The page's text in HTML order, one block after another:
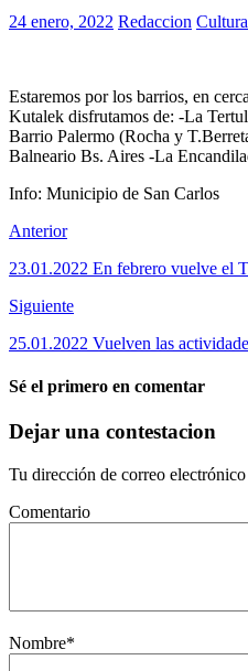
24 enero, 2022 Redaccion
Estaremos por los barrios, en
Kutalek disfrutamos de: -La
Barrio Palermo (Rocha y
Balneario Bs. Aires -La
Info: Municipio de San Carlos
Anterior
23.01.2022 En febrero vuelve el
Siguiente
25.01.2022 Vuelven las
Sé el primero en comentar
Dejar una contestacion
Tu dirección de correo
Comentario
Nombre*